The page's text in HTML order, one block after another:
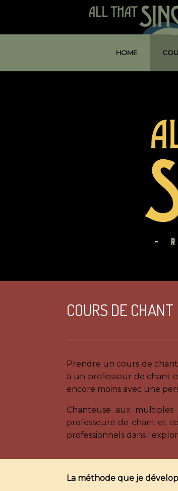
HOME
COURS DE CHANT
Prendre un cours de
à un professeur de chant
encore moins avec une
Chanteuse aux
professeure de chant et
professionnels dans
La méthode que je